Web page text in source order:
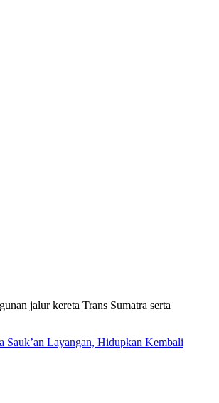
jalur kereta Trans Sumatra serta
Sauk’an Layangan, Hidupkan Kembali